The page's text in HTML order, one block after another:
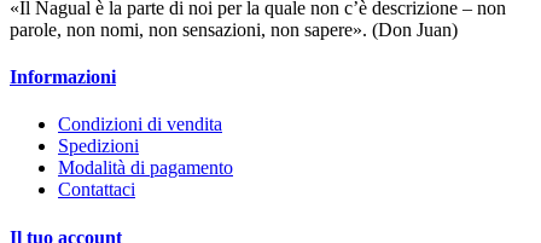
«Il Nagual è la parte di noi per la quale non c’è descrizione – non
parole, non nomi, non sensazioni, non sapere». (Don Juan)
Informazioni
Condizioni di vendita
Spedizioni
Modalità di pagamento
Contattaci
Il tuo account